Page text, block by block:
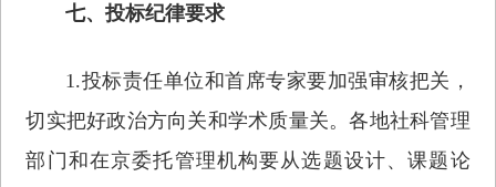
七、投标纪律要求
1.投标责任单位和首席专家要加强审核把关，
切实把好政治方向关和学术质量关。各地社科管理
部门和在京委托管理机构要从选题设计、课题论